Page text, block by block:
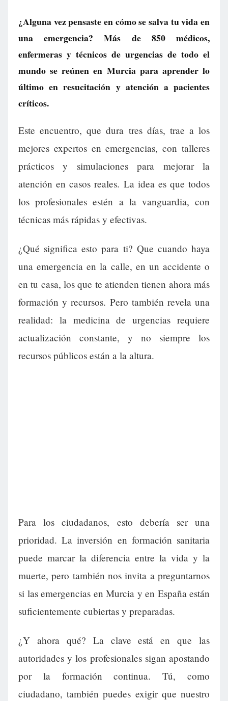
¿Alguna vez pensaste en cómo se salva tu vida en
una emergencia? Más de 850 médicos,
enfermeras y técnicos de urgencias de todo el
mundo se reúnen en Murcia para aprender lo
último en resucitación y atención a pacientes
críticos.
Este encuentro, que dura tres días, trae a los
mejores expertos en emergencias, con talleres
prácticos y simulaciones para mejorar la
atención en casos reales. La idea es que todos
los profesionales estén a la vanguardia, con
técnicas más rápidas y efectivas.
¿Qué significa esto para ti? Que cuando haya
una emergencia en la calle, en un accidente o
en tu casa, los que te atienden tienen ahora más
formación y recursos. Pero también revela una
realidad: la medicina de urgencias requiere
actualización constante, y no siempre los
recursos públicos están a la altura.
Para los ciudadanos, esto debería ser una
prioridad. La inversión en formación sanitaria
puede marcar la diferencia entre la vida y la
muerte, pero también nos invita a preguntarnos
si las emergencias en Murcia y en España están
suficientemente cubiertas y preparadas.
¿Y ahora qué? La clave está en que las
autoridades y los profesionales sigan apostando
por la formación continua. Tú, como
ciudadano, también puedes exigir que nuestro